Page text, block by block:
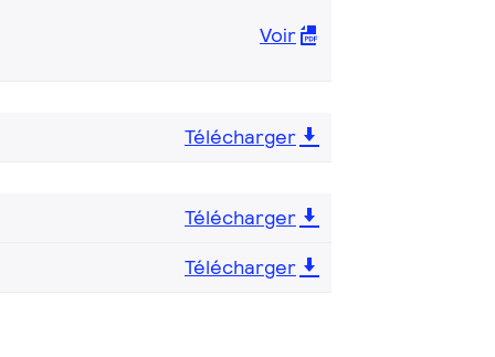
Voir
Télécharger
Télécharger
Télécharger